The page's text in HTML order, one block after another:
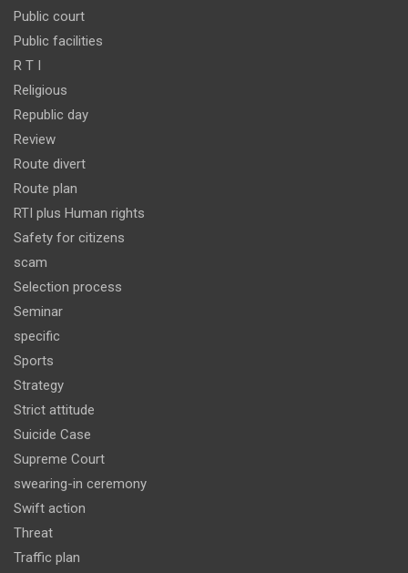
Public court
Public facilities
R T I
Religious
Republic day
Review
Route divert
Route plan
RTI plus Human rights
Safety for citizens
scam
Selection process
Seminar
specific
Sports
Strategy
Strict attitude
Suicide Case
Supreme Court
swearing-in ceremony
Swift action
Threat
Traffic plan